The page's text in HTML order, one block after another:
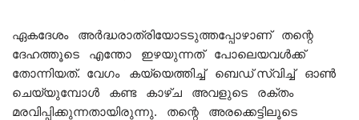
ഏകദേശം അർദ്ധരാത്രിയോടടുത്തപ്പോഴാണ് തന്റെ
ദേഹത്തൂടെ എന്തോ ഇഴയുന്നത് പോലെയവൾക്ക്
തോന്നിയത്. വേഗം കയ്യെത്തിച്ച് ബെഡ് സ്വിച്ച് ഓൺ
ചെയ്യുമ്പോൾ കണ്ട കാഴ്ച അവളുടെ രക്തം
മരവിപ്പിക്കുന്നതായിരുന്നു. തന്റെ അരക്കെട്ടിലൂടെ